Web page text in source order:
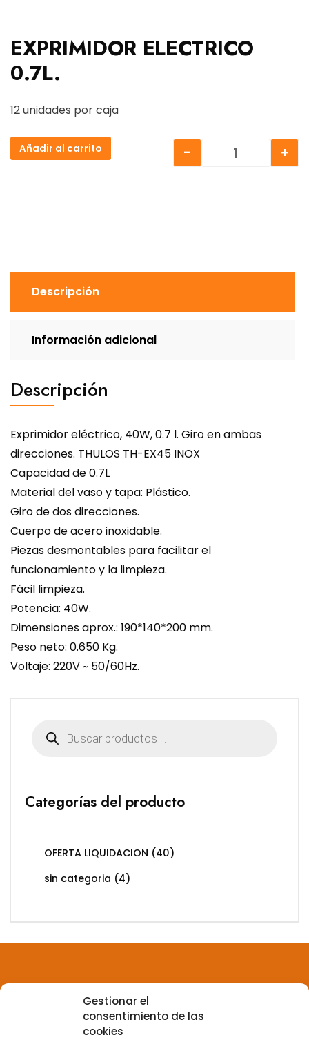
Gestionar el
consentimiento de las
cookies
EXPRIMIDOR ELECTRICO
0.7L.
12 unidades por caja
EXPRIMIDOR
- +
Añadir al carrito
Descripción
Información adicional
Descripción
Exprimidor eléctrico, 40W, 0.7 l. Giro en ambas
direcciones. THULOS TH-EX45 INOX
Capacidad de 0.7L
Material del vaso y tapa: Plástico.
Giro de dos direcciones.
Cuerpo de acero inoxidable.
Piezas desmontables para facilitar el
funcionamiento y la limpieza.
Fácil limpieza.
Potencia: 40W.
Dimensiones aprox.: 190*140*200 mm.
Peso neto: 0.650 Kg.
Voltaje: 220V ~ 50/60Hz.
productos
Categorías del producto
OFERTA LIQUIDACION (40)
sin categoria (4)